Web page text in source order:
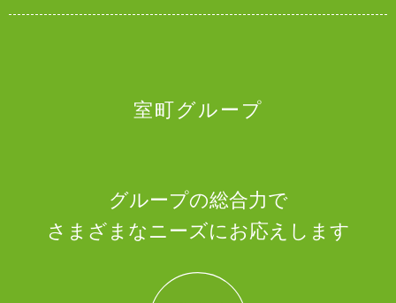
室町グループ
グループの総合力で
さまざまなニーズにお応えします